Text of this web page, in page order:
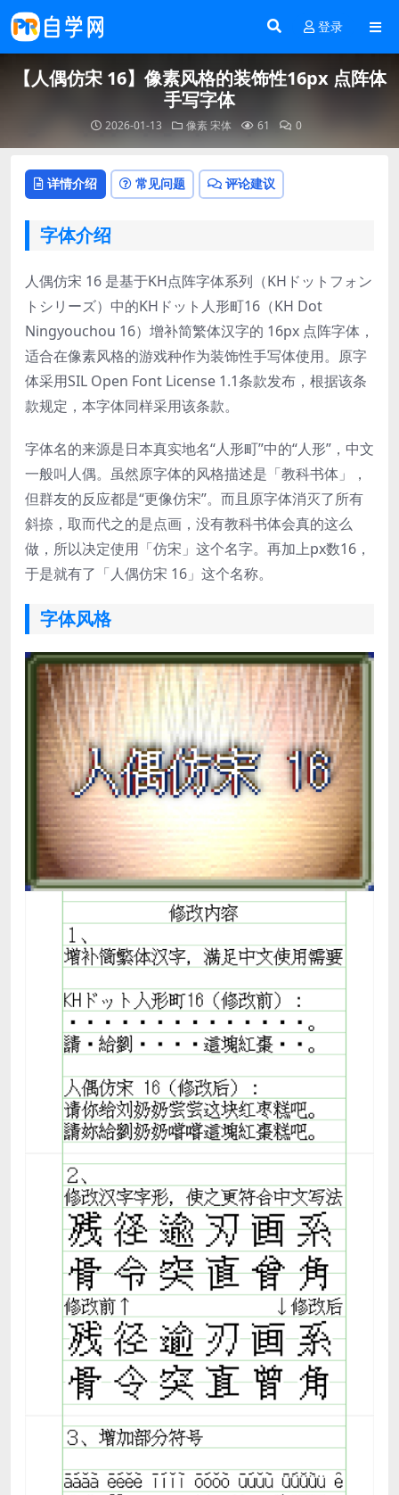
登录
【人偶仿宋 16】像素风格的装饰性16px 点阵体
手写字体
2026-01-13 像素 宋体 61 0
详情介绍 常见问题 评论建议
字体介绍
人偶仿宋 16 是基于KH点阵字体系列（KHドットフォン
トシリーズ）中的KHドット人形町16（KH Dot
Ningyouchou 16）增补简繁体汉字的 16px 点阵字体，
适合在像素风格的游戏种作为装饰性手写体使用。原字
体采用SIL Open Font License 1.1条款发布，根据该条
款规定，本字体同样采用该条款。
字体名的来源是日本真实地名“人形町”中的“人形”，中文
一般叫人偶。虽然原字体的风格描述是「教科书体」，
但群友的反应都是“更像仿宋”。而且原字体消灭了所有
斜捺，取而代之的是点画，没有教科书体会真的这么
做，所以决定使用「仿宋」这个名字。再加上px数16，
于是就有了「人偶仿宋 16」这个名称。
字体风格